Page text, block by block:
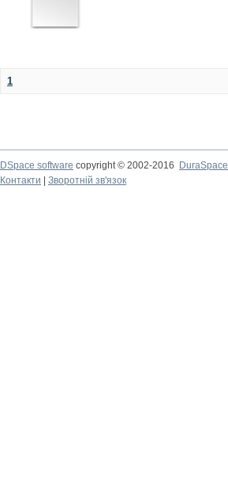
1
DSpace software copyright © 2002-2016
DuraSpace
Контакти
Зворотній зв'язок